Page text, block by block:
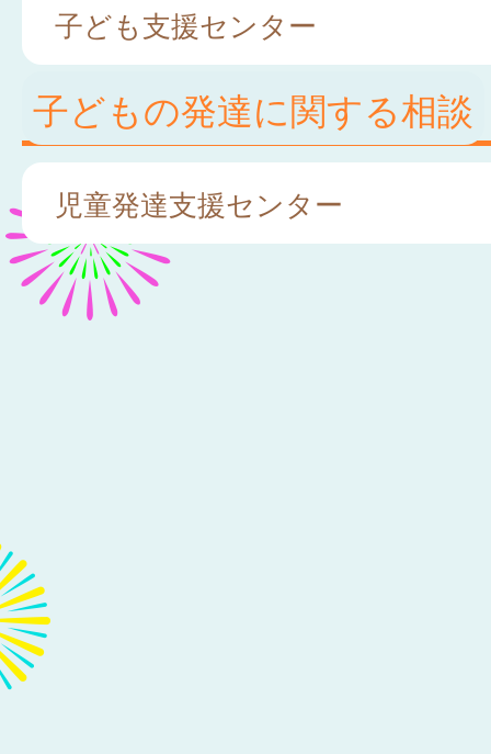
子ども支援センター
子どもの発達に関する相談
児童発達支援センター